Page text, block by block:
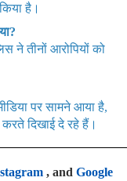
है।
ने तीनों आरोपियों को
पर सामने आया है,
दिखाई दे रहे हैं।
, and Google